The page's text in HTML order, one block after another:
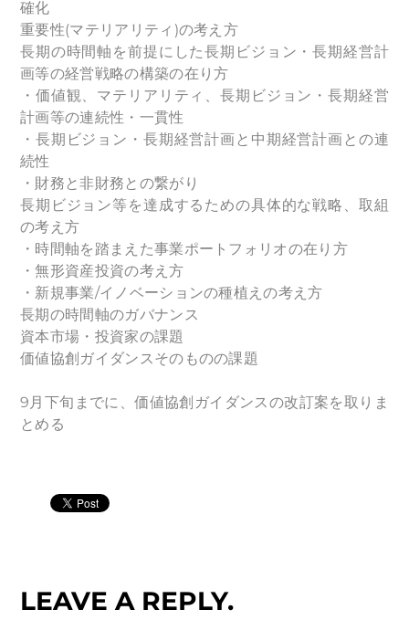
確化
重要性(マテリアリティ)の考え方
長期の時間軸を前提にした長期ビジョン・長期経営計
画等の経営戦略の構築の在り方
・価値観、マテリアリティ、長期ビジョン・長期経営
計画等の連続性・一貫性
・長期ビジョン・長期経営計画と中期経営計画との連
続性
・財務と非財務との繋がり
長期ビジョン等を達成するための具体的な戦略、取組
の考え方
・時間軸を踏まえた事業ポートフォリオの在り方
・無形資産投資の考え方
・新規事業/イノベーションの種植えの考え方
長期の時間軸のガバナンス
資本市場・投資家の課題
価値協創ガイダンスそのものの課題
9月下旬までに、価値協創ガイダンスの改訂案を取りま
とめる
LEAVE A REPLY.